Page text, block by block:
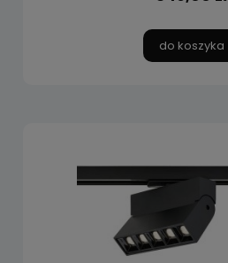
do koszyka